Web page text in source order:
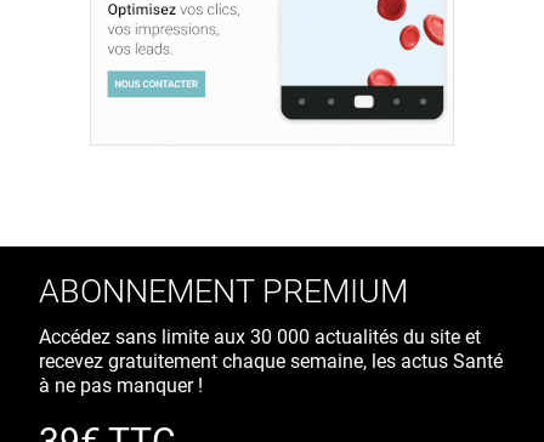
ABONNEMENT PREMIUM
Accédez sans limite aux 30 000 actualités du site et
recevez gratuitement chaque semaine, les actus Santé
à ne pas manquer !